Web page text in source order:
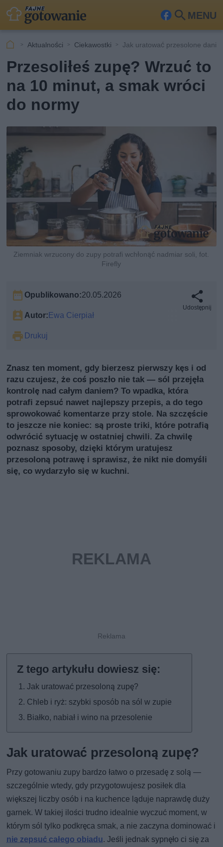
MENU
Fa
ceb
ook
Szu
Aktualności Ciekawostki Jak uratować przesolone danie
Przesoliłeś zupę? Wrzuć to
na 10 minut, a smak wróci
do normy
Ziemniak wrzucony do zupy potrafi wchłonąć nadmiar soli, fot.
Firefly
Opublikowano:20.05.2026
Autor:Ewa Cierpiał
Drukuj
Udostępnij
Znasz ten moment, gdy bierzesz pierwszy kęs i od
razu czujesz, że coś poszło nie tak — sól przejęła
kontrolę nad całym daniem? To wpadka, która
potrafi zepsuć nawet najlepszy przepis, a do tego
sprowokować komentarze przy stole. Na szczęście
to jeszcze nie koniec: są proste triki, które potrafią
odwrócić sytuację w ostatniej chwili. Za chwilę
poznasz sposoby, dzięki którym uratujesz
przesoloną potrawę i sprawisz, że nikt nie domyśli
się, co wydarzyło się w kuchni.
Jak uratować przesoloną zupę?
Chleb i ryż: szybki sposób na sól w zupie
Białko, nabiał i wino na przesolenie
Jak uratować przesoloną zupę?
Przy gotowaniu zupy bardzo łatwo o przesadę z solą —
szczególnie wtedy, gdy przygotowujesz posiłek dla
większej liczby osób i na kuchence ląduje naprawdę duży
garnek. W takiej ilości trudno idealnie wyczuć moment, w
którym sól tylko podkręca smak, a nie zaczyna dominować i
nie zepsuć całego obiadu. Jeśli jednak sypnęło ci się za